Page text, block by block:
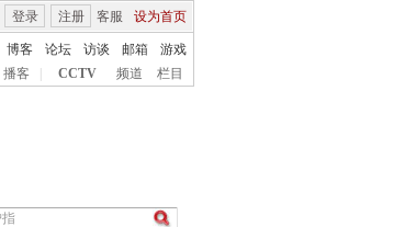
客服 设为首页
登录 注册
博客 论坛 访谈 邮箱
游戏
播客 CCTV 频道 栏目